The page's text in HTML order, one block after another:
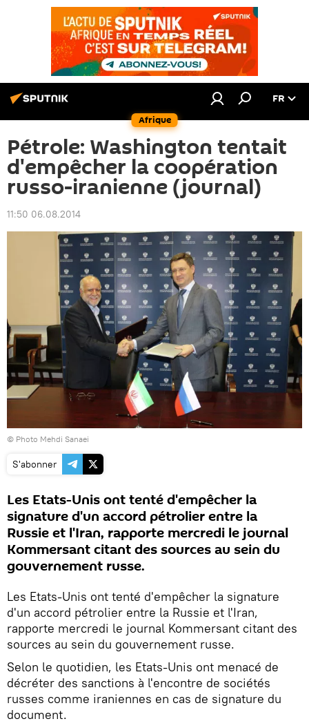
Afrique
FR
Pétrole: Washington tentait
d'empêcher la coopération
russo-iranienne (journal)
11:50 06.08.2014
© Photo Mehdi Sanaei
S'abonner
Les Etats-Unis ont tenté d'empêcher la
signature d'un accord pétrolier entre la
Russie et l'Iran, rapporte mercredi le journal
Kommersant citant des sources au sein du
gouvernement russe.
Les Etats-Unis ont tenté d'empêcher la signature
d'un accord pétrolier entre la Russie et l'Iran,
rapporte mercredi le journal Kommersant citant des
sources au sein du gouvernement russe.
Selon le quotidien, les Etats-Unis ont menacé de
décréter des sanctions à l'encontre de sociétés
russes comme iraniennes en cas de signature du
document.